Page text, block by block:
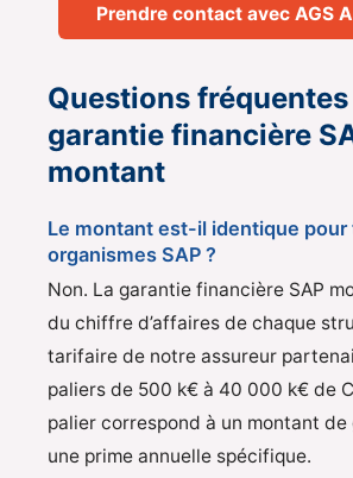
Prendre contact avec AGS
Questions
garantie financière
montant
Le montant est-il identique pour
organismes SAP ?
Non. La garantie financière SAP
du chiffre d’affaires de chaque
tarifaire de notre assureur
paliers de 500 k€ à 40 000 k€ de
palier correspond à un montant
une prime annuelle spécifique.